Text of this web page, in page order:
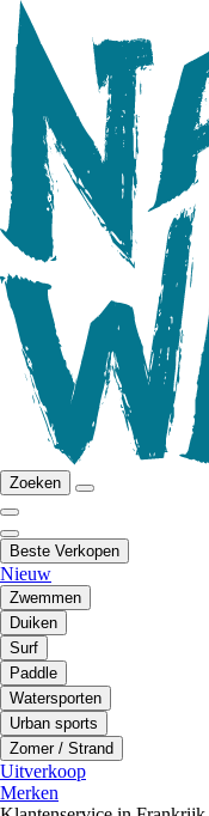
Zoeken
Beste Verkopen
Nieuw
Zwemmen
Duiken
Surf
Paddle
Watersporten
Urban sports
Zomer / Strand
Uitverkoop
Merken